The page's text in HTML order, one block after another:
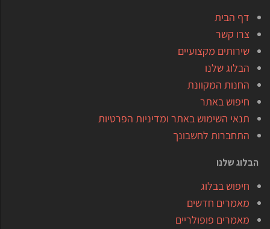
דף הבית
צרו קשר
שירותים מקצועיים
הבלוג שלנו
החנות המקוונת
חיפוש באתר
תנאי השימוש באתר ומדיניות הפרטיות
התחברות לחשבונך
הבלוג שלנו
חיפוש בבלוג
מאמרים חדשים
מאמרים פופולריים